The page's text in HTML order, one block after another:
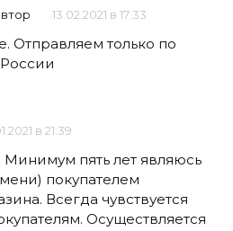
13.02.2021 в 17:33
Отправляем только по
в 21:39
Минимум пять лет являюсь
покупателем
Всегда чувствуется
Осуществляется